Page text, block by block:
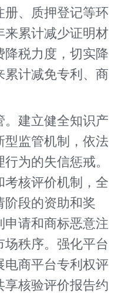
册、质押登记等环
来累计减少证明材
降税力度，切实降
累计减免专利、商
建立健全知识产
型监管机制，依法
为的失信惩戒。
考核评价机制，全
阶段的资助和奖
申请和商标恶意注
场秩序。强化平台
电商平台专利权评
享核验评价报告约